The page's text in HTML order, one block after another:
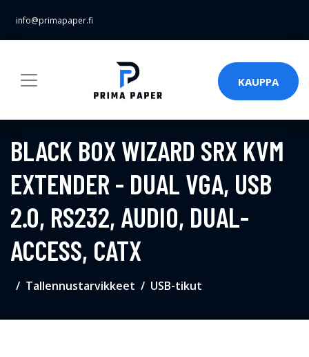
info@primapaper.fi
KAUPPA
BLACK BOX WIZARD SRX KVM
EXTENDER - DUAL VGA, USB
2.0, RS232, AUDIO, DUAL-
ACCESS, CATX
Tallennustarvikkeet USB-tikut